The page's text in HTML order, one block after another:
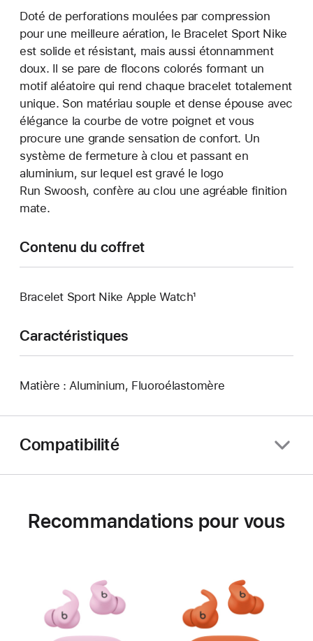
Doté de perforations moulées par compression
pour une meilleure aération, le Bracelet Sport Nike
est solide et résistant, mais aussi étonnamment
doux. Il se pare de flocons colorés formant un
motif aléatoire qui rend chaque bracelet totalement
unique. Son matériau souple et dense épouse avec
élégance la courbe de votre poignet et vous
procure une grande sensation de confort. Un
système de fermeture à clou et passant en
aluminium, sur lequel est gravé le logo
Run Swoosh, confère au clou une agréable finition
mate.
Contenu du coffret
Bracelet Sport Nike Apple Watch¹
Caractéristiques
Matière : Aluminium, Fluoroélastomère
Compatibilité
Recommandations pour vous